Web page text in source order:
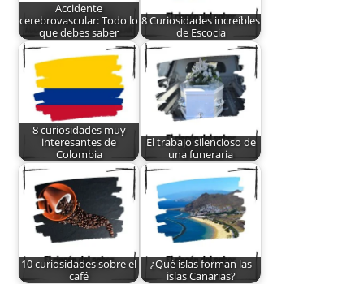
Accidente
cerebrovascular: Todo lo
que debes saber
8 Curiosidades increíbles
de Escocia
8 curiosidades muy
interesantes de
Colombia
El trabajo silencioso de
una funeraria
10 curiosidades sobre el
café
¿Qué islas forman las
islas Canarias?